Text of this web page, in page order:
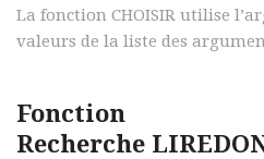
La fonction CHOISIR utilise
valeurs de la liste des
Fonction
Recherche